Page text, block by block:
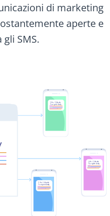
di marketing
aperte e
SMS.